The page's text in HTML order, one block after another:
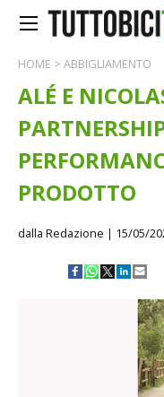
HOME > ABBIGLIAMENTO
ALÉ E
PRODOTTO
dalla Redazione | 15/05/